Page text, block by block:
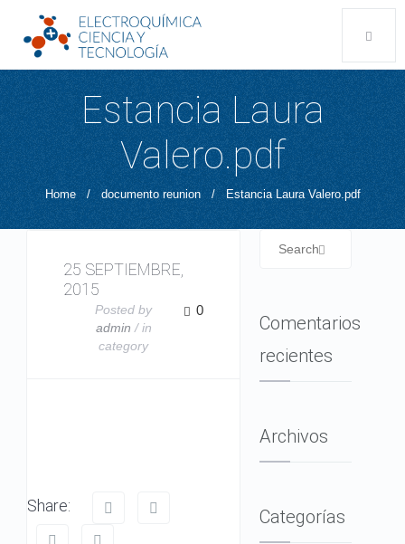
Estancia Laura
Valero.pdf
Home / documento reunion / Estancia Laura Valero.pdf
25 SEPTIEMBRE,
2015
Posted by
admin / in
category
0
Share:
Comentarios
recientes
Archivos
Categorías